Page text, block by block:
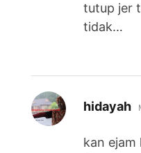
tutup jer
tidak…
hidayah
kan